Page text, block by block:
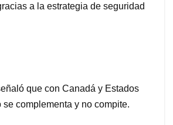
a la estrategia de seguridad
que con Canadá y Estados
se complementa y no compite.